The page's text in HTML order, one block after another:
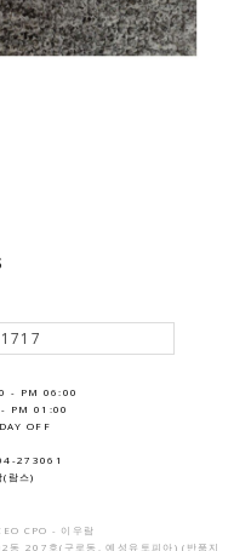
- PM 06:00
PM 01:00
OFF
273061
(람스)
CPO - 이우람
207호(구로동, 예성유토피아) (반품지